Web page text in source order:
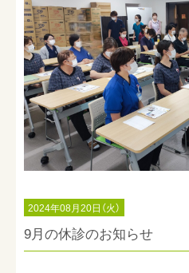
2024年08月20日（火）
9月の休診のお知らせ